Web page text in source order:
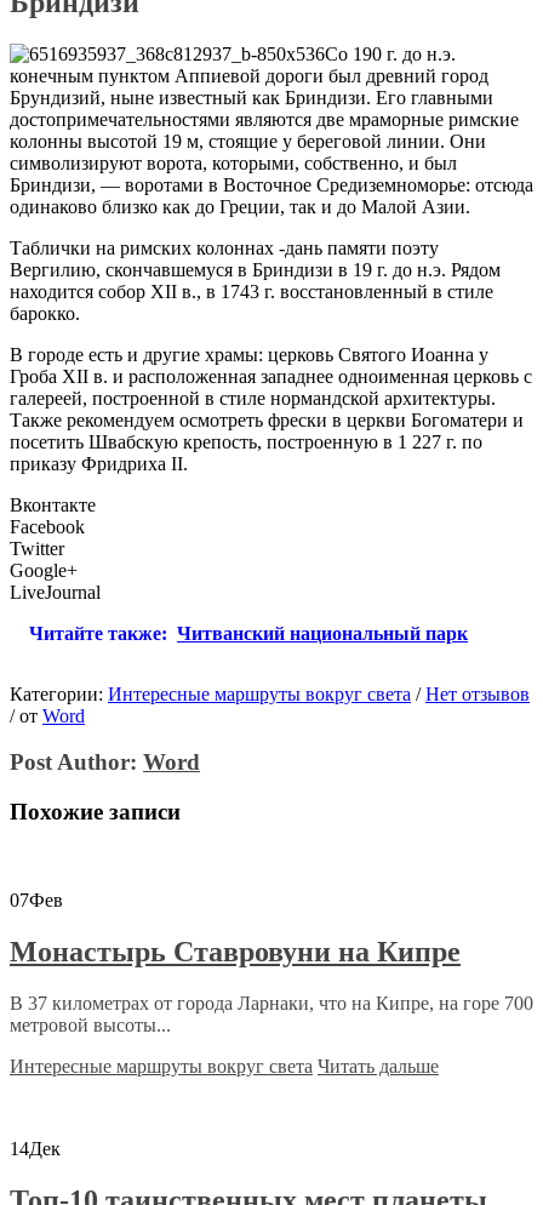
Со 190 г. до н.э.
конечным пунктом Аппиевой дороги был древний город
Брундизий, ныне известный как Бриндизи. Его главными
достопримечательностями являются две мраморные римские
колонны высотой 19 м, стоящие у береговой линии. Они
символизируют ворота, которыми, собственно, и был
Бриндизи, — воротами в Восточное Средиземноморье: отсюда
одинаково близко как до Греции, так и до Малой Азии.
Таблички на римских колоннах -дань памяти поэту
Вергилию, скончавшемуся в Бриндизи в 19 г. до н.э. Рядом
находится собор XII в., в 1743 г. восстановленный в стиле
барокко.
В городе есть и другие храмы: церковь Святого Иоанна у
Гроба XII в. и расположенная западнее одноименная церковь с
галереей, построенной в стиле нормандской архитектуры.
Также рекомендуем осмотреть фрески в церкви Богоматери и
посетить Швабскую крепость, построенную в 1 227 г. по
приказу Фридриха II.
Вконтакте
Facebook
Twitter
Google+
LiveJournal
Читайте также: Читванский национальный парк
Категории: Интересные маршруты вокруг света / Нет отзывов
/от Word
Post Author: Word
Похожие записи
07Фев
Монастырь Ставровуни на Кипре
В 37 километрах от города Ларнаки, что на Кипре, на горе 700
метровой высоты...
Интересные маршруты вокруг света Читать дальше
14Дек